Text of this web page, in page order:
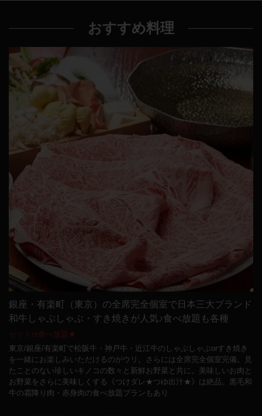
おすすめ料理
銀座・有楽町（東京）の全席完全個室で日本三大ブランド
和牛しゃぶしゃぶ・すき焼きが人気♪食べ放題も各種
セットor食べ放題★
東京/銀座/有楽町で松阪牛・神戸牛・近江牛のしゃぶしゃぶorすき焼き
を一緒にお楽しみいただけるのがウリ。さらには全席完全個室完備。見
たことのない珍しいキノコの数々と新鮮お野菜と共に。美味しいお肉と
お野菜をさらに美味しくする《つけダレ★つゆ出汁★》は絶品。黒毛和
牛の霜降り肉・赤身肉の食べ放題プランもあり